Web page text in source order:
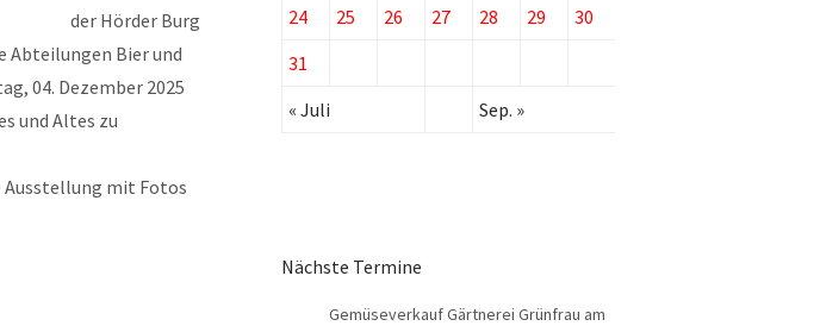
der Hörder Burg
Abteilungen Bier und
04. Dezember 2025
und Altes zu
Ausstellung mit Fotos
24
25 26 27 28 29
30
31
« Juli
Sep. »
Nächste Termine
Gemüseverkauf Gärtnerei Grünfrau am